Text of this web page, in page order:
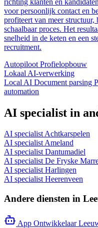
voor persoonlijk contact en
profiteert van meer structuur,
schaalbaar proces. Het
snelheid in de keten en een
recruitment.
Autopiloot Profielopbouw
Lokaal AI-verwerking
Local AI Document parsing
automation
AI specialist in
AI specialist Achtkarspelen
AI specialist Ameland
AI specialist Dantumadiel
AI specialist De Fryske
AI specialist Harlingen
AI specialist Heerenveen
Andere diensten in
App Ontwikkelaar